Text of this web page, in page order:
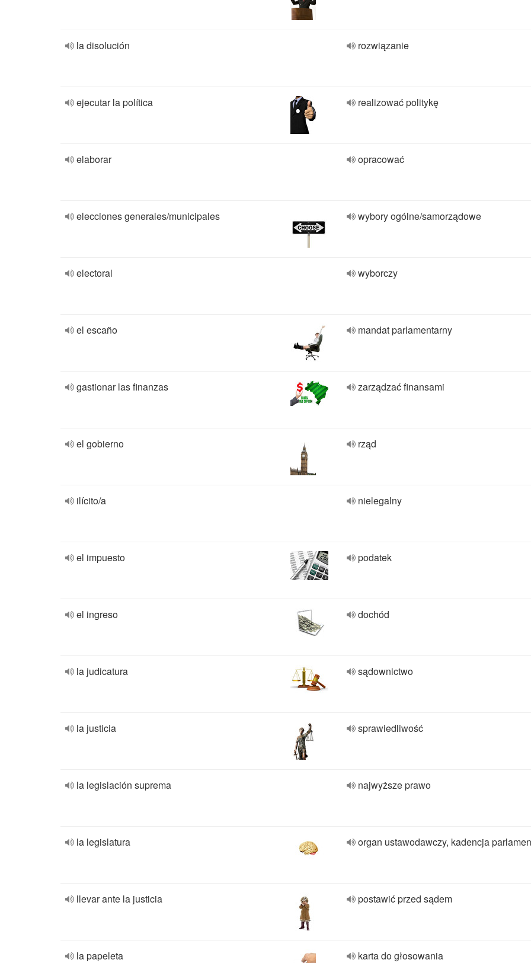
la disolución rozwiązanie
ejecutar la política realizować politykę
elaborar opracować
elecciones generales/municipales wybory ogólne/samorządowe
electoral wyborczy
el escaño mandat parlamentarny
gastionar las finanzas zarządzać finansami
el gobierno rząd
ilícito/a nielegalny
el impuesto podatek
el ingreso dochód
la judicatura sądownictwo
la justicia sprawiedliwość
la legislación suprema najwyższe prawo
la legislatura organ ustawodawczy, kadencja
llevar ante la justicia postawić przed sądem
la papeleta karta do głosowania